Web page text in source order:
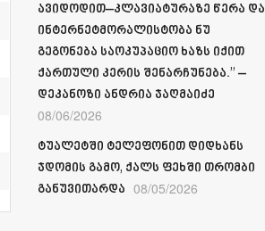
ავიდოდით–კლავიატურაზე წერა და
ინტერნეტმორალისტობა ნუ
გეგონება საოკუპაციო ხაზს იქით
ქართული კერის შენარჩუნება.” –
დეკანოზი ანდრია ჯაღმაიძე
08/06/2026
ტუალეტში ტელეფონით დიდხანს
ჯდომის გამო, ქალს ფეხში თრომბი
განუვითარდა 08/05/2026